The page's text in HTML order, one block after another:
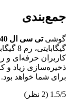
جمع‌بندی
گوشیتی سی ال 40 NxtPaper
کاربران حرفه‌ای و
ذخیره‌سازی زیاد و
برای شما خواهد بود.
1.5/5 (2 نظر)